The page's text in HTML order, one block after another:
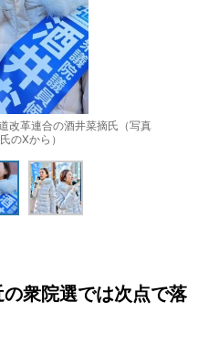
改革連合の酒井菜摘氏（写真
のXから）
衆院選では次点で落